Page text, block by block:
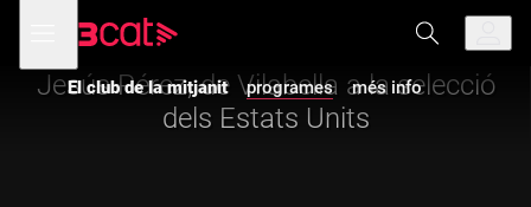
navegació
principal
menú
de
El club de la mitjanit programes més info
El Mundial al club de la mitjanit
Jesús Pérez, de Vilabella a la selecció
dels Estats Units